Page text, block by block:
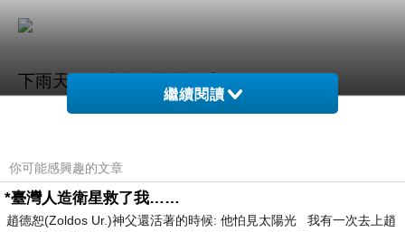
下雨天 不喜歡 拍照不方便
加減拍一些囉！
繼續閱讀
你可能感興趣的文章
*臺灣人造衛星救了我……
趙德恕(Zoldos Ur.)神父還活著的時候: 他怕見太陽光 我有一次去上趙